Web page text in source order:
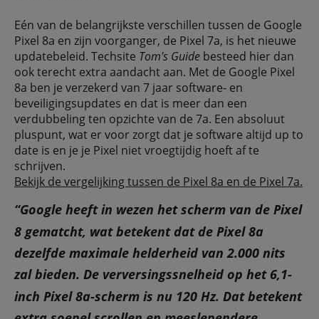
Eén van de belangrijkste verschillen tussen de Google
Pixel 8a en zijn voorganger, de Pixel 7a, is het nieuwe
updatebeleid. Techsite Tom's Guide besteed hier dan
ook terecht extra aandacht aan. Met de Google Pixel
8a ben je verzekerd van 7 jaar software- en
beveiligingsupdates en dat is meer dan een
verdubbeling ten opzichte van de 7a. Een absoluut
pluspunt, wat er voor zorgt dat je software altijd up to
date is en je je Pixel niet vroegtijdig hoeft af te
schrijven.
Bekijk de vergelijking tussen de Pixel 8a en de Pixel 7a.
“Google heeft in wezen het scherm van de Pixel
8 gematcht, wat betekent dat de Pixel 8a
dezelfde maximale helderheid van 2.000 nits
zal bieden. De verversingssnelheid op het 6,1-
inch Pixel 8a-scherm is nu 120 Hz. Dat betekent